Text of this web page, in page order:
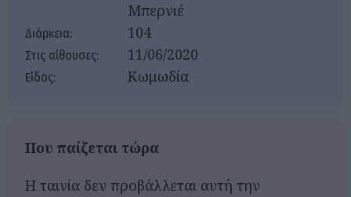
Μπερνιέ
Διάρκεια: 104
Στις αίθουσες: 11/06/2020
Είδος: Κωμωδία
Που παίζεται τώρα
Η ταινία δεν προβάλλεται αυτή την